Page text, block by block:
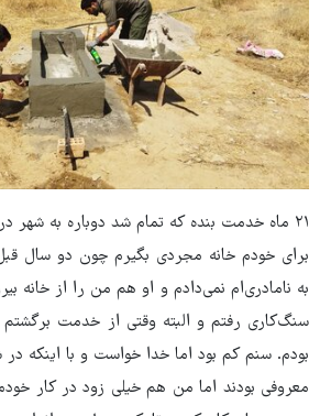
۲۱ ماه خدمت بنده که تمام شد دوباره به
برای خودم خانه مجردی بگیرم چون دو سال
به نامادری‌ام نمی‌دادم و او هم من را از خانه
سنگ‌کاری رفتم و البته وقتی از خدمت برگشتم
بودم. سنم کم بود اما خدا خواست و با اینکه در
معروفی بودند اما من هم خیلی زود در کار